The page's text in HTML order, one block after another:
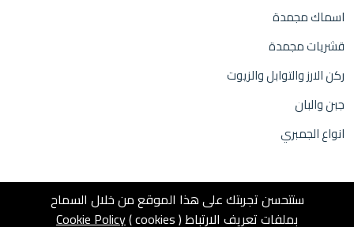
اسماك مجمدة
قشريات مجمدة
ركن الارز والتوابل والزيوت
جبن والبان
انواع الجمبري
ستتحسن تجربتك على هذا الموقع من خلال السماح
بملفات تعريف الارتباط ( cookies )
Cookie Policy